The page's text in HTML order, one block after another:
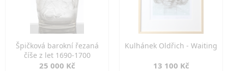
Špičková barokní řezaná
číše z let 1690-1700
25 000 Kč
Kulhánek Oldřich - Waiting
13 100 Kč